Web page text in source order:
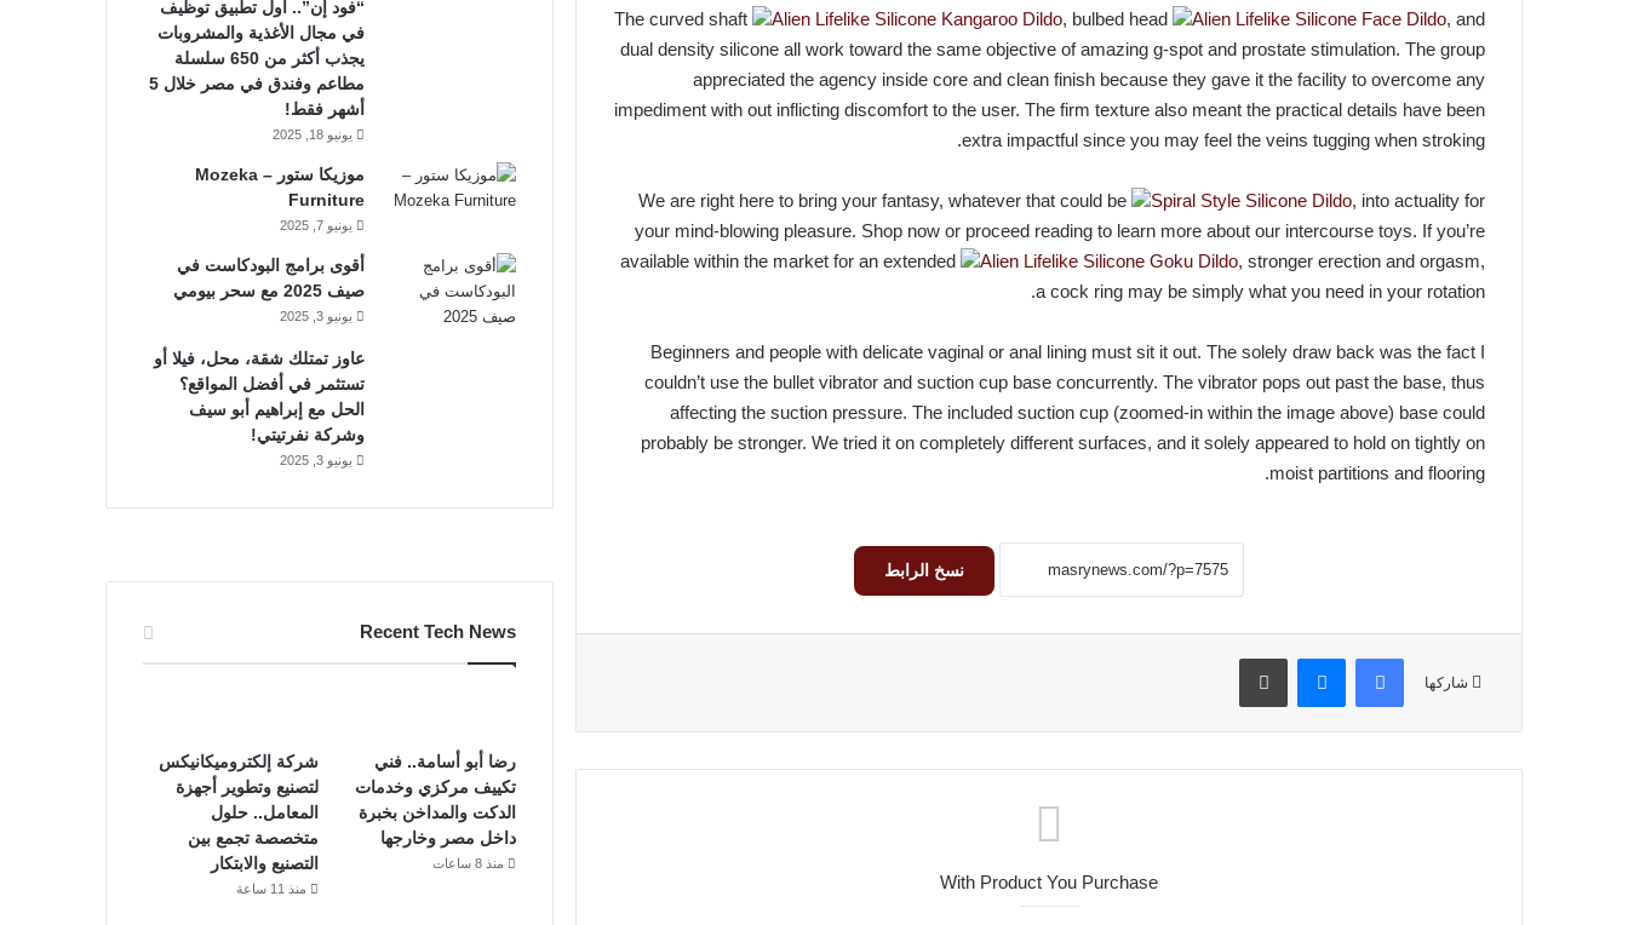
The curved shaft Alien Lifelike Silicone Kangaroo Dildo, bulbed head Alien Lifelike Silicone Face Dildo, and
dual density silicone all work toward the same objective of amazing g-spot and prostate stimulation. The group
appreciated the agency inside core and clean finish because they gave it the facility to overcome any
impediment with out inflicting discomfort to the user. The firm texture also meant the practical details have been
extra impactful since you may feel the veins tugging when stroking.
We are right here to bring your fantasy, whatever that could be Spiral Style Silicone Dildo, into actuality for
your mind-blowing pleasure. Shop now or proceed reading to learn more about our intercourse toys. If you’re
available within the market for an extended
Alien Lifelike Silicone Goku Dildo, stronger erection and orgasm,
a cock ring may be simply what you need in your rotation.
Beginners and people with delicate vaginal or anal lining must sit it out. The solely draw back was the fact I
couldn’t use the bullet vibrator and suction cup base concurrently. The vibrator pops out past the base, thus
affecting the suction pressure. The included suction cup (zoomed-in within the image above) base could
probably be stronger. We tried it on completely different surfaces, and it solely appeared to hold on tightly on
moist partitions and flooring.
نسخ الرابط
شاركها
فيسبوك
With Product You Purchase
“فود إن”.. أول تطبيق توظيف
في مجال الأغذية والمشروبات
يجذب أكثر من 650 سلسلة
مطاعم وفندق في مصر خلال 5
أشهر فقط!
يونيو 18, 2025
موزيكا ستور – Mozeka
Furniture
يونيو 7, 2025
أقوى برامج البودكاست في
صيف 2025 مع سحر بيومي
يونيو 3, 2025
عاوز تمتلك شقة، محل، فيلا أو
تستثمر في أفضل المواقع؟
الحل مع إبراهيم أبو سيف
وشركة نفرتيتي!
يونيو 3, 2025
Recent Tech News
رضا أبو أسامة.. فني
تكييف مركزي وخدمات
الدكت والمداخن بخبرة
داخل مصر وخارجها
منذ 8 ساعات
شركة إلكتروميكانيكس
لتصنيع وتطوير أجهزة
المعامل.. حلول
متخصصة تجمع بين
التصنيع والابتكار
منذ 11 ساعة